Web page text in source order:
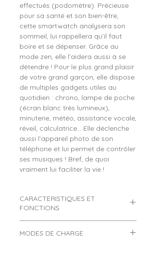
effectués (podomètre). Précieuse
pour sa santé et son bien-être,
cette smartwatch analysera son
sommeil, lui rappellera qu’il faut
boire et se dépenser. Grâce au
mode zen, elle l’aidera aussi à se
détendre ! Pour le plus grand plaisir
de votre grand garçon, elle dispose
de multiples gadgets utiles au
quotidien : chrono, lampe de poche
(écran blanc très lumineux),
minuterie, météo, assistance vocale,
réveil, calculatrice… Elle déclenche
aussi l’appareil photo de son
téléphone et lui permet de contrôler
ses musiques ! Bref, de quoi
vraiment lui faciliter la vie !
CARACTERISTIQUES ET
FONCTIONS
SWTCMP73-5 avec camouflage
MODES DE CHARGE